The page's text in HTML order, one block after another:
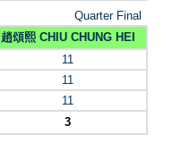
Quarter Final
趙頌熙 CHIU CHUNG HEI
11
11
11
3